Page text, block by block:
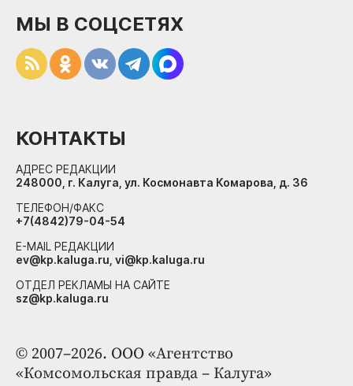
© 2007–2026. ООО «Агентство
«Комсомольская правда – Калуга»
МЫ В СОЦСЕТЯХ
КОНТАКТЫ
АДРЕС РЕДАКЦИИ
248000, г. Калуга, ул. Космонавта Комарова, д. 36
ТЕЛЕФОН/ФАКС
+7(4842)79-04-54
E-MAIL РЕДАКЦИИ
ev@kp.kaluga.ru, vi@kp.kaluga.ru
ОТДЕЛ РЕКЛАМЫ НА САЙТЕ
sz@kp.kaluga.ru